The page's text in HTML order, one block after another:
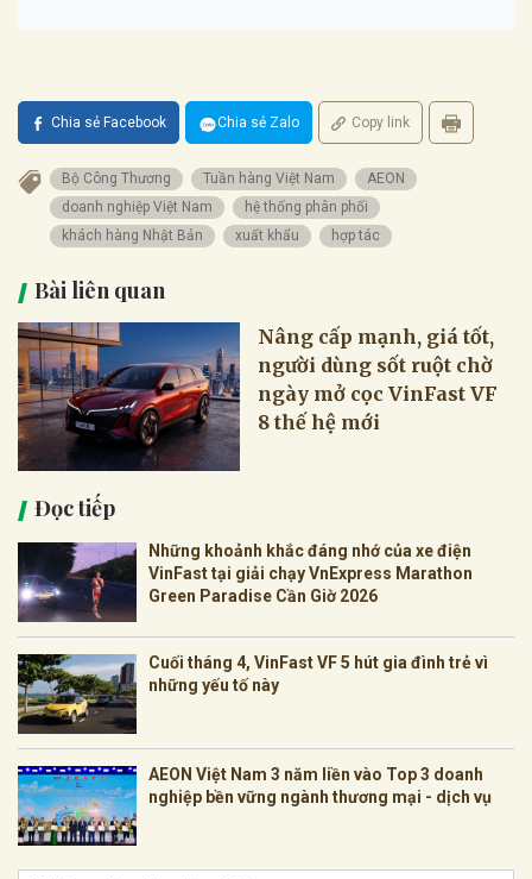
Chia sẻ Facebook Chia sẻ Zalo Copy link
Bộ Công Thương Tuần hàng Việt Nam
AEON
doanh nghiệp Việt Nam
hệ thống phân phối
khách hàng Nhật Bản
xuất khẩu hợp tác
Bài liên quan
Nâng cấp mạnh, giá tốt,
người dùng sốt ruột chờ
ngày mở cọc VinFast VF
8 thế hệ mới
Đọc tiếp
Những khoảnh khắc đáng nhớ của xe điện
VinFast tại giải chạy VnExpress Marathon
Green Paradise Cần Giờ 2026
Cuối tháng 4, VinFast VF 5 hút gia đình trẻ vì
những yếu tố này
AEON Việt Nam 3 năm liền vào Top 3 doanh
nghiệp bền vững ngành thương mại - dịch vụ